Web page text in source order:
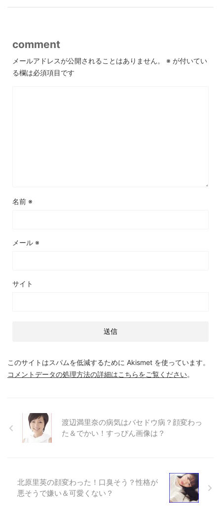
comment
メールアドレスが公開されることはありません。 ※ が付いてい
る欄は必須項目です
名前 ※
メール ※
サイト
このサイトはスパムを低減するために Akismet を使っています。
コメントデータの処理方法の詳細はこちらをご覧ください。
渡辺満里奈の病気はバセドウ病？顔変わっ
た＆でかい！すっぴん画像は？
北原里英の顔変わった！口臭そう？性格が
悪そうで嫌い＆可愛くない？